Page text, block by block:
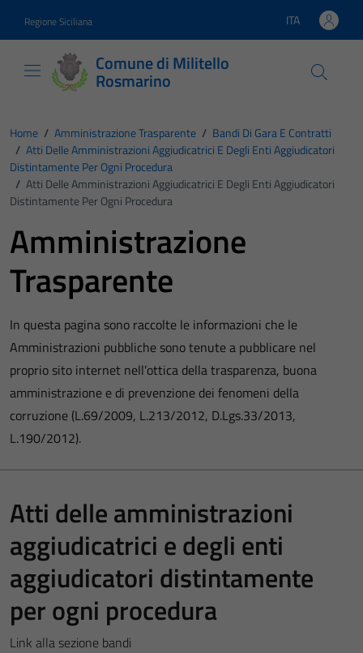
Regione Siciliana Lingua attiva:
ITA
Comune di Militello
Rosmarino
Home / Amministrazione Trasparente / Bandi Di Gara E Contratti
/ Atti Delle Amministrazioni Aggiudicatrici E Degli Enti Aggiudicatori
Distintamente Per Ogni Procedura
/ Atti Delle Amministrazioni Aggiudicatrici E Degli Enti Aggiudicatori
Distintamente Per Ogni Procedura
Amministrazione
Trasparente
In questa pagina sono raccolte le informazioni che le
Amministrazioni pubbliche sono tenute a pubblicare nel
proprio sito internet nell’ottica della trasparenza, buona
amministrazione e di prevenzione dei fenomeni della
corruzione (L.69/2009, L.213/2012, D.Lgs.33/2013,
L.190/2012).
Atti delle amministrazioni
aggiudicatrici e degli enti
aggiudicatori distintamente
per ogni procedura
Link alla sezione bandi